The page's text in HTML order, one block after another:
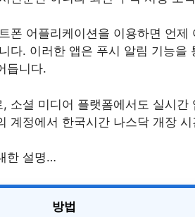
폰 어플리케이션을 이용하면 언
다. 이러한 앱은 푸시 알림 기능을
듭니다.
, 소셜 미디어 플랫폼에서도 실시
계정에서 한국시간 나스닥 개장
한 설명…
방법